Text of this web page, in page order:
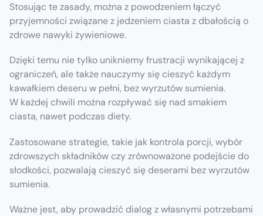
Stosując te zasady, można z powodzeniem łączyć
przyjemności związane z jedzeniem ciasta z dbałością o
zdrowe nawyki żywieniowe.
Dzięki temu nie tylko unikniemy frustracji wynikającej z
ograniczeń, ale także nauczymy się cieszyć każdym
kawałkiem deseru w pełni, bez wyrzutów sumienia.
W każdej chwili można rozpływać się nad smakiem
ciasta, nawet podczas diety.
Zastosowane strategie, takie jak kontrola porcji, wybór
zdrowszych składników czy zrównoważone podejście do
słodkości, pozwalają cieszyć się deserami bez wyrzutów
sumienia.
Ważne jest, aby prowadzić dialog z własnymi potrzebami